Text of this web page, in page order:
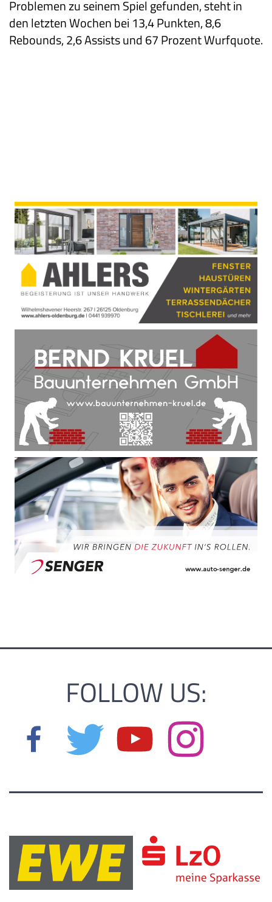
Problemen zu seinem Spiel gefunden, steht in
den letzten Wochen bei 13,4 Punkten, 8,6
Rebounds, 2,6 Assists und 67 Prozent Wurfquote.
FOLLOW US: